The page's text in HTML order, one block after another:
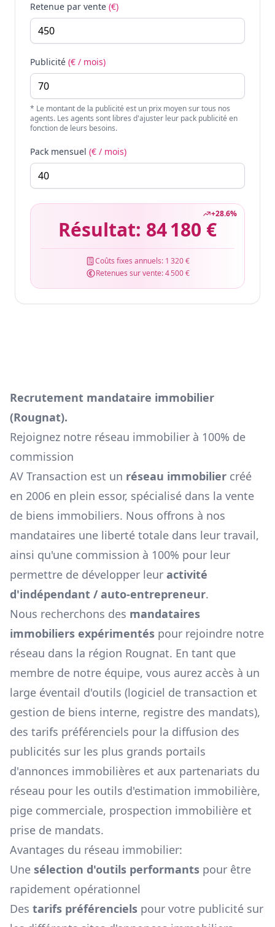
Retenue par vente (€)
Publicité (€ / mois)
* Le montant de la publicité est un prix moyen sur tous nos
agents. Les agents sont libres d'ajuster leur pack publicité en
fonction de leurs besoins.
Pack mensuel (€ / mois)
+28.6%
Résultat: 84 180 €
Coûts fixes annuels: 1 320 €
Retenues sur vente:4 500 €
Recrutement mandataire immobilier
(Rougnat).
Rejoignez notre réseau immobilier à 100% de
commission
AV Transaction est un réseau immobilier créé
en 2006 en plein essor, spécialisé dans la vente
de biens immobiliers. Nous offrons à nos
mandataires une liberté totale dans leur travail,
ainsi qu'une commission à 100% pour leur
permettre de développer leur activité
d'indépendant / auto-entrepreneur.
Nous recherchons des mandataires
immobiliers expérimentés pour rejoindre notre
réseau dans la région Rougnat. En tant que
membre de notre équipe, vous aurez accès à un
large éventail d'outils (logiciel de transaction et
gestion de biens interne, registre des mandats),
des tarifs préférenciels pour la diffusion des
publicités sur les plus grands portails
d'annonces immobilières et aux partenariats du
réseau pour les outils d'estimation immobilière,
pige commerciale, prospection immobilière et
prise de mandats.
Avantages du réseau immobilier:
Une sélection d'outils performants pour être
rapidement opérationnel
Des tarifs préférenciels pour votre publicité sur